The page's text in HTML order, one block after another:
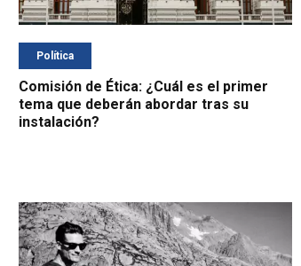
Política
Comisión de Ética: ¿Cuál es el primer
tema que deberán abordar tras su
instalación?